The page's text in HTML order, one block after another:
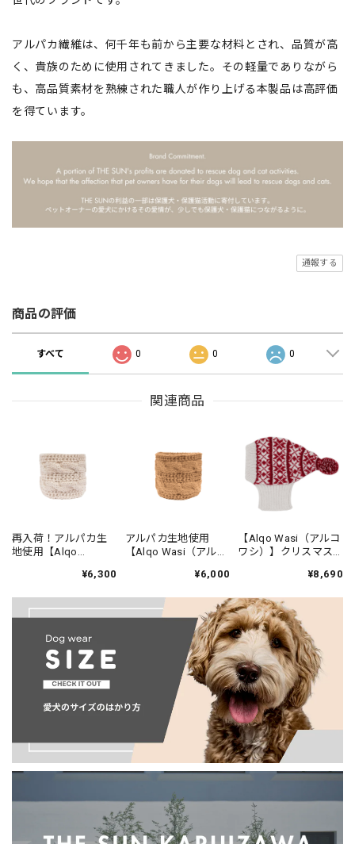
アルパカ繊維は、何千年も前から主要な材料とされ、品質が高
く、貴族のために使用されてきました。その軽量でありながら
も、高品質素材を熟練された職人が作り上げる本製品は高評価
を得ています。
通報する
商品の評価
すべて 0 0 0
関連商品
再入荷！アルパカ生
地使用【Alqo
シ）】ナチュラル ア
フ/Chunky Cable
Natural Alpaca Dog
¥6,300
アルパカ生地使用
【Alqo Wasi（アルコ
ルパカ ドッグスカー
Camel Alpaca Dog
Scarf
¥6,000
【Alqo Wasi（アルコ
ワシ）】クリスマス
Snowflake Red¥8,690